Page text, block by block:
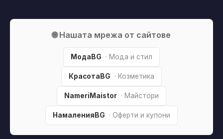
🌐 Нашата мрежа от сайтове
МодаBG · Мода и стил
КрасотаBG · Козметика
NameriMaistor · Майстори
НамаленияBG · Оферти и купони